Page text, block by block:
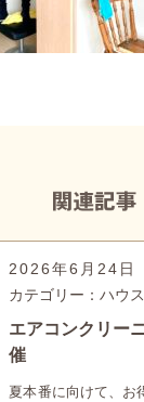
2026年6月24日
カテゴリー：ハウ
エアコンクリー
催
夏本番に向けて、お